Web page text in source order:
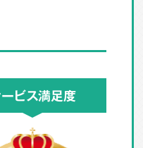
ビス満足度